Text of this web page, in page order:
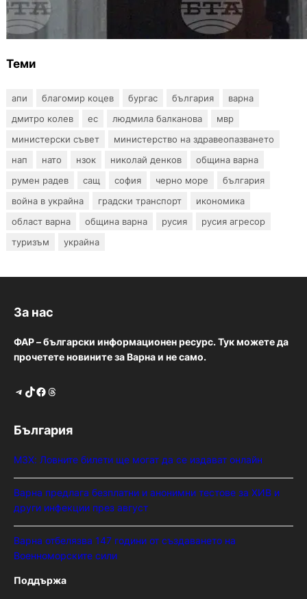
на Военноморските сили
Теми
апи благомир коцев бургас българия
варна
дмитро колев
ес людмила балканова
мвр
министерски съвет
министерство на здравеопазването
нап
нато нзок николай денков
община варна
румен радев
сащ софия черно море
българия
война в украйна
градски транспорт
икономика
област варна
община варна русия
русия агресор
туризъм
украйна
За нас
ФАР – български информационен ресурс. Тук можете да
прочетете новините за Варна и не само.
Telegram TikTok Facebook Threads
България
МЗХ: Ловните билети ще могат да се издават онлайн
Варна предлага безплатни и анонимни тестове за ХИВ и
други инфекции през август
Варна отбелязва 147 години от създаването на
Военноморските сили
Поддържа